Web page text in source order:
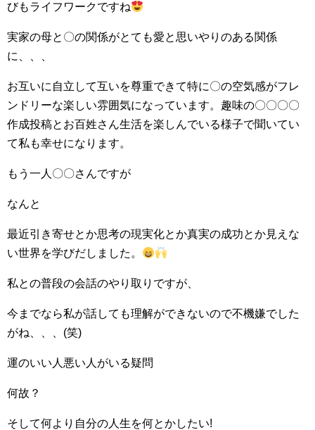
びもライフワークですね
実家の母と〇の関係がとても愛と思いやりのある関係
に、、、
お互いに自立して互いを尊重できて特に〇の空気感がフレ
ンドリーな楽しい雰囲気になっています。趣味の〇〇〇〇
作成投稿とお百姓さん生活を楽しんでいる様子で聞いてい
て私も幸せになります。
もう一人〇〇さんですが
なんと
最近引き寄せとか思考の現実化とか真実の成功とか見えな
い世界を学びだしました。
私との普段の会話のやり取りですが、
今までなら私が話しても理解ができないので不機嫌でした
がね、、、(笑)
運のいい人悪い人がいる疑問
何故？
そして何より自分の人生を何とかしたい!